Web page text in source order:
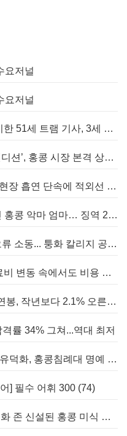
요저널
요저널
[홍콩뉴스] 경제난에 항소 포기한 51세 트램 기사, 3세 여아 치사 혐의로 '4주 감옥행'
대한민국 대표 숙취해소제 ‘컨디션’, 홍콩 시장 본격 상륙… 왓슨스 입점 기념 할인 행사 진행
[홍콩뉴스] 홍콩 노동처, 건설 현장 흡연 단속에 적외선 드론 투입 검토
[홍콩뉴스] 5세 아들 굶겨 죽인 홍콩 악마 엄마… 징역 22년 중형 선고
[홍콩대학] 1만명 입학 허가 오류 소동... 퉁화 칼리지 공식 사과
[홍콩뉴스] 캐세이퍼시픽, 연료비 변동 속에서도 비용 절감 위한 감편 계획 없어
[홍콩사회] 홍콩 대졸자 평균 연봉, 작년보다 2.1% 오른 33만 6천 홍콩달러 기록
률 34% 그쳐...역대 최저
[홍콩연예] 세계적 영화배우 유덕화, 홍콩침례대 명예 박사 학위 받는다
] 필수 어휘 300 (74)
[홍콩전시] 디저트·젤라또 특화 존 신설된 홍콩 미식 박람회 다음주 개막